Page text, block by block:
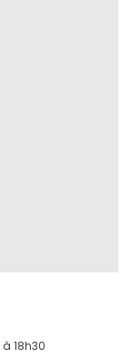
à 18h30